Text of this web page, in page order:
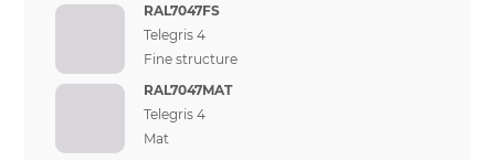
RAL7047FS
Telegris 4
Fine structure
RAL7047MAT
Telegris 4
Mat